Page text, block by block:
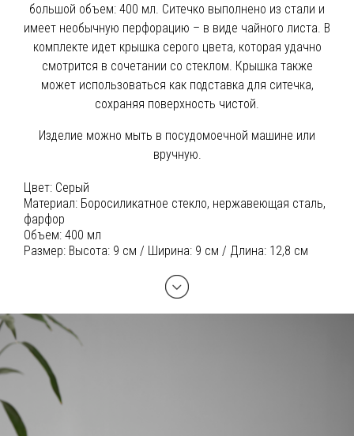
большой объем: 400 мл. Ситечко выполнено из стали и
имеет необычную перфорацию – в виде чайного листа. В
комплекте идет крышка серого цвета, которая удачно
смотрится в сочетании со стеклом. Крышка также
может использоваться как подставка для ситечка,
сохраняя поверхность чистой.
Изделие можно мыть в посудомоечной машине или
вручную.
Цвет: Серый
Материал: Боросиликатное стекло, нержавеющая сталь,
фарфор
Объем: 400 мл
Размер: Высота: 9 см / Ширина: 9 см / Длина: 12,8 см